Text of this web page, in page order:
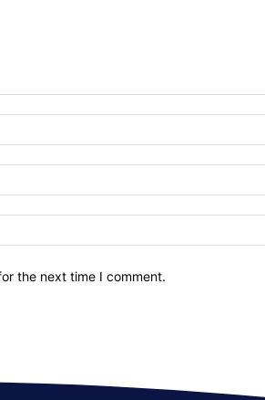
the next time I comment.